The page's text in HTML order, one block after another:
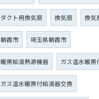
ダクト用換気扇 換気扇 換気
朝霞市 埼玉県朝霞市
暖房給湯熱源機器 ガス温水暖房
ガス温水暖房付給湯器交換